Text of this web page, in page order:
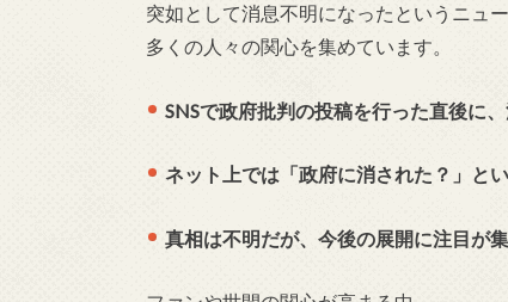
突如として消息不明になったというニュー
多くの人々の関心を集めています。
SNSで政府批判の投稿を行った直後に
ネット上では「政府に消された？」と
真相は不明だが、今後の展開に注目が